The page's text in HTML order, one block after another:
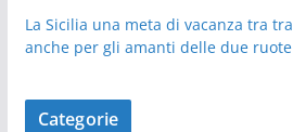
La Sicilia una meta di vacanza tra
anche per gli amanti delle due ruote
Categorie